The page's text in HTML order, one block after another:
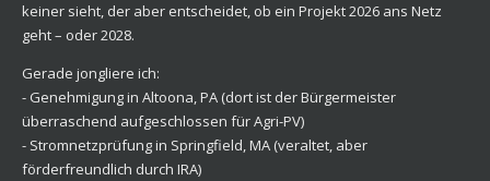
keiner sieht, der aber entscheidet, ob ein Projekt 2026 ans Netz
geht – oder 2028.
Gerade jongliere ich:
- Genehmigung in Altoona, PA (dort ist der Bürgermeister
überraschend aufgeschlossen für Agri-PV)
- Stromnetzprüfung in Springfield, MA (veraltet, aber
förderfreundlich durch IRA)